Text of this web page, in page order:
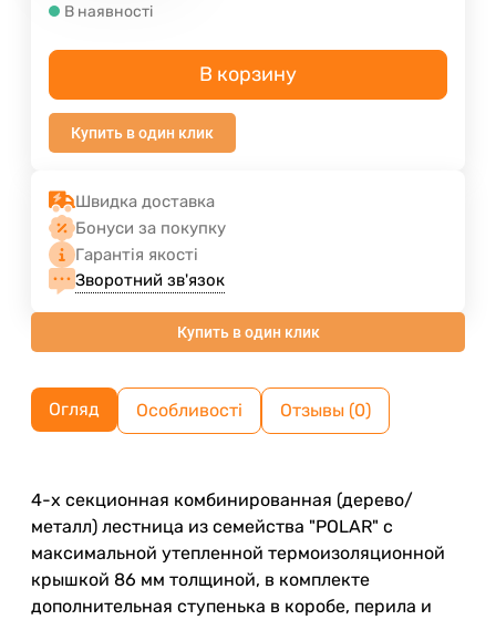
В наявності
В корзину
Купить в один клик
Швидка доставка
Бонуси за покупку
Гарантія якості
Зворотний зв'язок
Купить в один клик
Огляд Особливості Отзывы (0)
4-х секционная комбинированная (дерево/
металл) лестница из семейства "POLAR" с
максимальной утепленной термоизоляционной
крышкой 86 мм толщиной, в комплекте
дополнительная ступенька в коробе, перила и